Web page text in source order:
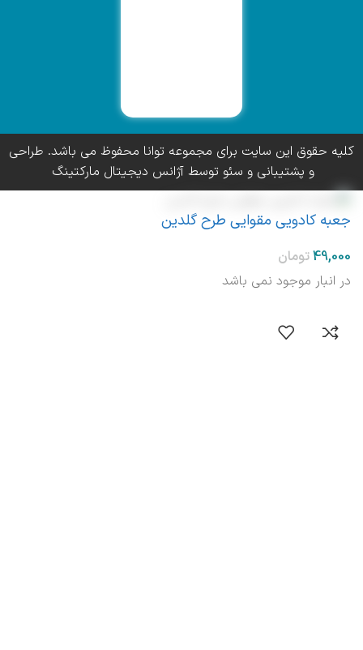
کلیه حقوق این سایت برای مجموعه توانا محفوظ می باشد. طراحی
و پشتیبانی و سئو توسط آژانس دیجیتال مارکتینگ
جعبه کادویی مقوایی طرح گلدین
در انبار موجود نمی باشد